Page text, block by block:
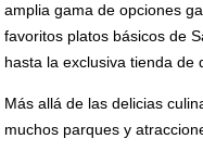
amplia gama de opciones
favoritos platos básicos de
hasta la exclusiva tienda de
Más allá de las delicias
muchos parques y